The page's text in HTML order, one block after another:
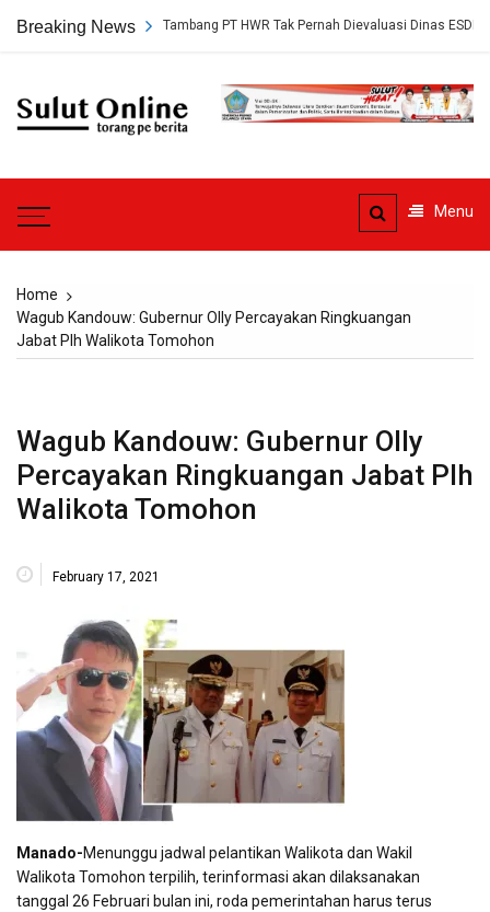
Breaking News
Persetujuan Tambang PT HWR Tak Pernah Dievaluasi Dinas ESDM
Sulut
Menu
Home
Wagub Kandouw: Gubernur Olly Percayakan Ringkuangan
Jabat Plh Walikota Tomohon
Wagub Kandouw: Gubernur Olly
Percayakan Ringkuangan Jabat Plh
Walikota Tomohon
February 17, 2021
Manado-Menunggu jadwal pelantikan Walikota dan Wakil
Walikota Tomohon terpilih, terinformasi akan dilaksanakan
tanggal 26 Februari bulan ini, roda pemerintahan harus terus